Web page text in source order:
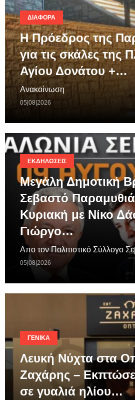
ΔΙΆΦΟΡΑ
Η Πρόεδρος της
για τις σκάλες της
Αγίου Δονάτου +…
Ανακοίνωση
05|08|2026
ΕΚΔΗΛΏΣΕΙΣ
Μεγάλη Δημοτική
Σεβαστό
Κυριακή με Νίκο
Γιώργο…
Απο τον Πολιτιστικό Σύλλογο
05|08|2026
ΓΕΝΙΚΆ
Λευκή Νύχτα στα
Ζαχάρης –
σε γυαλιά ηλίου…